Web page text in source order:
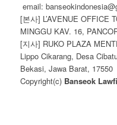
email:
[본사] L’AVENUE OFFICE
MINGGU KAV. 16,
[지사] RUKO PLAZA
Lippo Cikarang, Desa
Bekasi, Jawa Barat, 17550
Copyright(c) Banseok